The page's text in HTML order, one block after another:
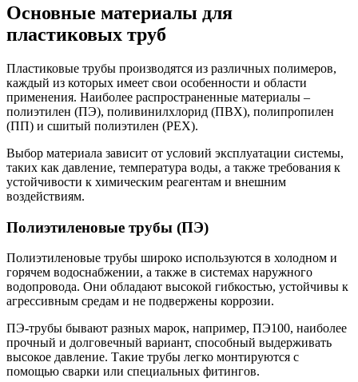
Основные материалы для
пластиковых труб
Пластиковые трубы производятся из различных полимеров,
каждый из которых имеет свои особенности и области
применения. Наиболее распространенные материалы –
полиэтилен (ПЭ), поливинилхлорид (ПВХ), полипропилен
(ПП) и сшитый полиэтилен (PEX).
Выбор материала зависит от условий эксплуатации системы,
таких как давление, температура воды, а также требования к
устойчивости к химическим реагентам и внешним
воздействиям.
Полиэтиленовые трубы (ПЭ)
Полиэтиленовые трубы широко используются в холодном и
горячем водоснабжении, а также в системах наружного
водопровода. Они обладают высокой гибкостью, устойчивы к
агрессивным средам и не подвержены коррозии.
ПЭ-трубы бывают разных марок, например, ПЭ100, наиболее
прочный и долговечный вариант, способный выдерживать
высокое давление. Такие трубы легко монтируются с
помощью сварки или специальных фитингов.